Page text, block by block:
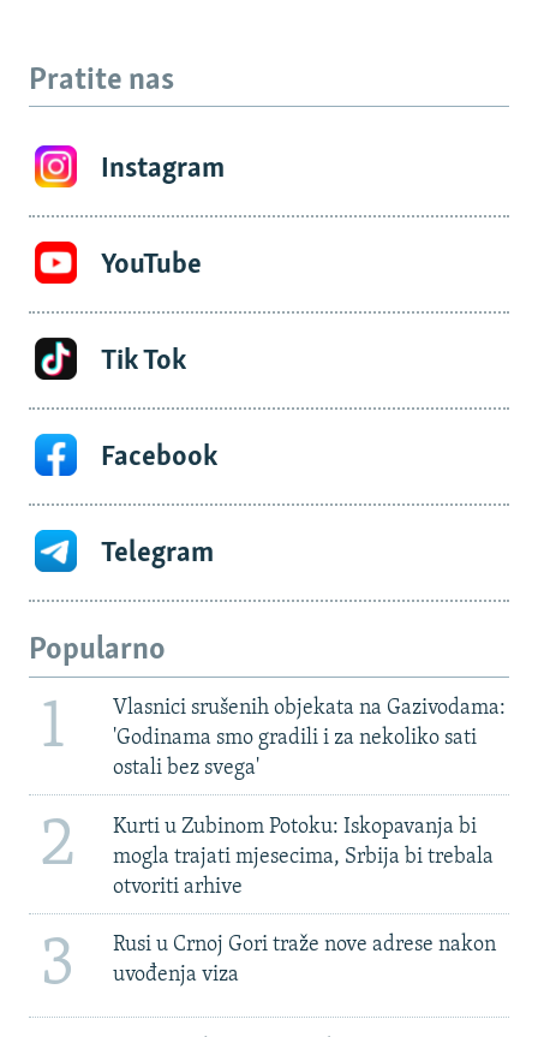
Pratite nas
Instagram
YouTube
Tik Tok
Facebook
Telegram
Popularno
1
Vlasnici srušenih objekata na Gazivodama:
'Godinama smo gradili i za nekoliko sati
ostali bez svega'
2
Kurti u Zubinom Potoku: Iskopavanja bi
mogla trajati mjesecima, Srbija bi trebala
otvoriti arhive
3
Rusi u Crnoj Gori traže nove adrese nakon
uvođenja viza